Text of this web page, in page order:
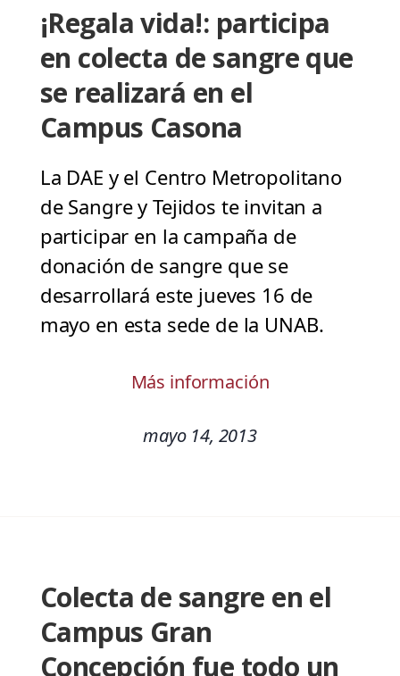
¡Regala vida!: participa
en colecta de sangre que
se realizará en el
Campus Casona
La DAE y el Centro Metropolitano
de Sangre y Tejidos te invitan a
participar en la campaña de
donación de sangre que se
desarrollará este jueves 16 de
mayo en esta sede de la UNAB.
Más información
mayo 14, 2013
Colecta de sangre en el
Campus Gran
Concepción fue todo un